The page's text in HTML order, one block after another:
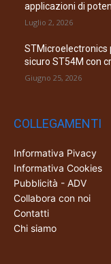
applicazioni di
Luglio 2, 2026
STMicroelectronics
sicuro ST54M con
Giugno 25, 2026
COLLEGAMENTI
Informativa Pivacy
Informativa Cookies
Pubblicità - ADV
Collabora con noi
Contatti
Chi siamo